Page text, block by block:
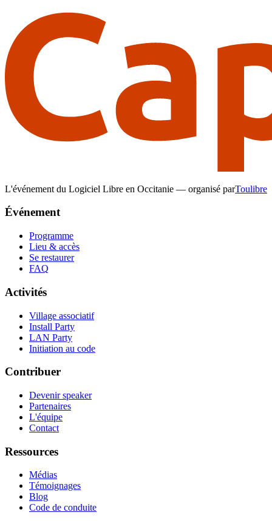
L'événement du Logiciel Libre en Occitanie — organisé parToulibre
Événement
Programme
Lieu & accès
Se restaurer
FAQ
Activités
Village associatif
Install Party
LAN Party
Initiation au code
Contribuer
Devenir speaker
Partenaires
L'équipe
Contact
Ressources
Médias
Témoignages
Blog
Code de conduite